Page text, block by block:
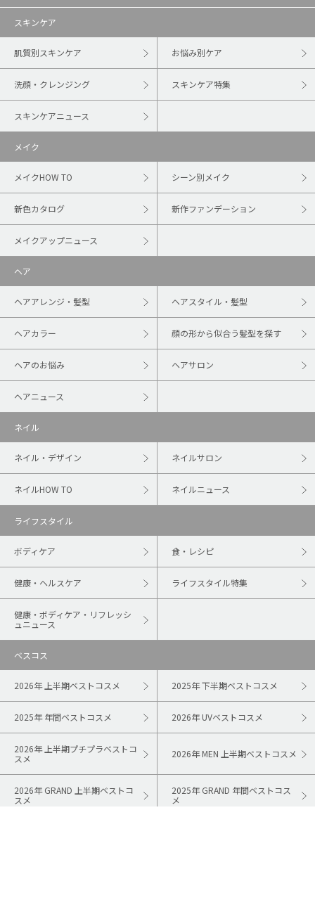
スキンケア
肌質別スキンケア お悩み別ケア
洗顔・クレンジング スキンケア特集
スキンケアニュース
メイク
メイクHOW TO シーン別メイク
新色カタログ 新作ファンデーション
メイクアップニュース
ヘア
ヘアアレンジ・髪型 ヘアスタイル・髪型
ヘアカラー 顔の形から似合う髪型を探す
ヘアのお悩み ヘアサロン
ヘアニュース
ネイル
ネイル・デザイン ネイルサロン
ネイルHOW TO ネイルニュース
ライフスタイル
ボディケア 食・レシピ
健康・ヘルスケア ライフスタイル特集
健康・ボディケア・リフレッシ
ュニュース
ベスコス
2026年 上半期ベストコスメ 2025年 下半期ベストコスメ
2025年 年間ベストコスメ 2026年 UVベストコスメ
2026年 上半期プチプラベストコ
スメ
2026年 MEN 上半期ベストコスメ
2026年 GRAND 上半期ベストコ
スメ
2025年 GRAND 年間ベストコス
メ